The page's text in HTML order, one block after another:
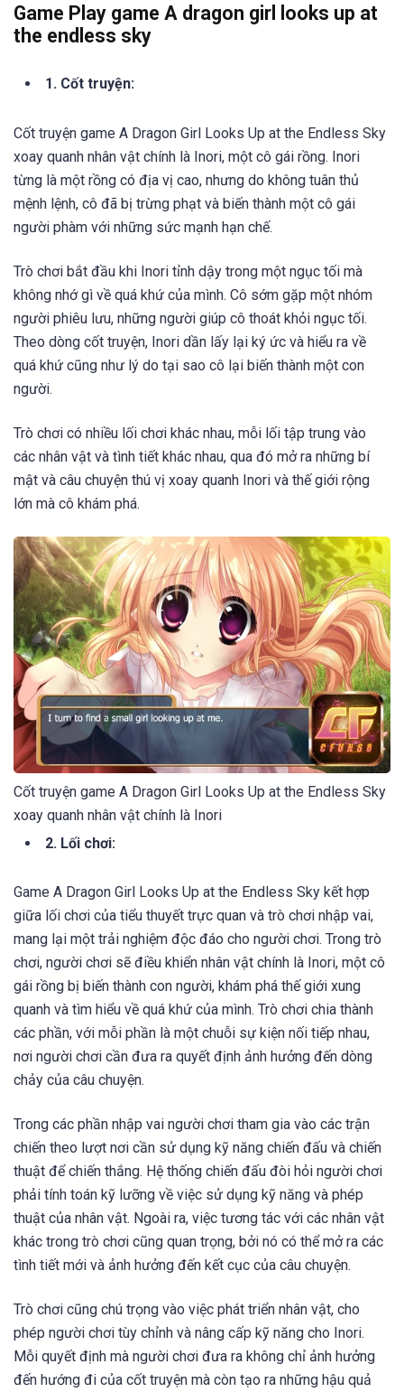
Game Play game A dragon girl looks up at
the endless sky
1. Cốt truyện:
Cốt truyện game A Dragon Girl Looks Up at the Endless Sky
xoay quanh nhân vật chính là Inori, một cô gái rồng. Inori
từng là một rồng có địa vị cao, nhưng do không tuân thủ
mệnh lệnh, cô đã bị trừng phạt và biến thành một cô gái
người phàm với những sức mạnh hạn chế.
Trò chơi bắt đầu khi Inori tỉnh dậy trong một ngục tối mà
không nhớ gì về quá khứ của mình. Cô sớm gặp một nhóm
người phiêu lưu, những người giúp cô thoát khỏi ngục tối.
Theo dòng cốt truyện, Inori dần lấy lại ký ức và hiểu ra về
quá khứ cũng như lý do tại sao cô lại biến thành một con
người.
Trò chơi có nhiều lối chơi khác nhau, mỗi lối tập trung vào
các nhân vật và tình tiết khác nhau, qua đó mở ra những bí
mật và câu chuyện thú vị xoay quanh Inori và thế giới rộng
lớn mà cô khám phá.
Cốt truyện game A Dragon Girl Looks Up at the Endless Sky
xoay quanh nhân vật chính là Inori
2. Lối chơi:
Game A Dragon Girl Looks Up at the Endless Sky kết hợp
giữa lối chơi của tiểu thuyết trực quan và trò chơi nhập vai,
mang lại một trải nghiệm độc đáo cho người chơi. Trong trò
chơi, người chơi sẽ điều khiển nhân vật chính là Inori, một cô
gái rồng bị biến thành con người, khám phá thế giới xung
quanh và tìm hiểu về quá khứ của mình. Trò chơi chia thành
các phần, với mỗi phần là một chuỗi sự kiện nối tiếp nhau,
nơi người chơi cần đưa ra quyết định ảnh hưởng đến dòng
chảy của câu chuyện.
Trong các phần nhập vai người chơi tham gia vào các trận
chiến theo lượt nơi cần sử dụng kỹ năng chiến đấu và chiến
thuật để chiến thắng. Hệ thống chiến đấu đòi hỏi người chơi
phải tính toán kỹ lưỡng về việc sử dụng kỹ năng và phép
thuật của nhân vật. Ngoài ra, việc tương tác với các nhân vật
khác trong trò chơi cũng quan trọng, bởi nó có thể mở ra các
tình tiết mới và ảnh hưởng đến kết cục của câu chuyện.
Trò chơi cũng chú trọng vào việc phát triển nhân vật, cho
phép người chơi tùy chỉnh và nâng cấp kỹ năng cho Inori.
Mỗi quyết định mà người chơi đưa ra không chỉ ảnh hưởng
đến hướng đi của cốt truyện mà còn tạo ra những hậu quả